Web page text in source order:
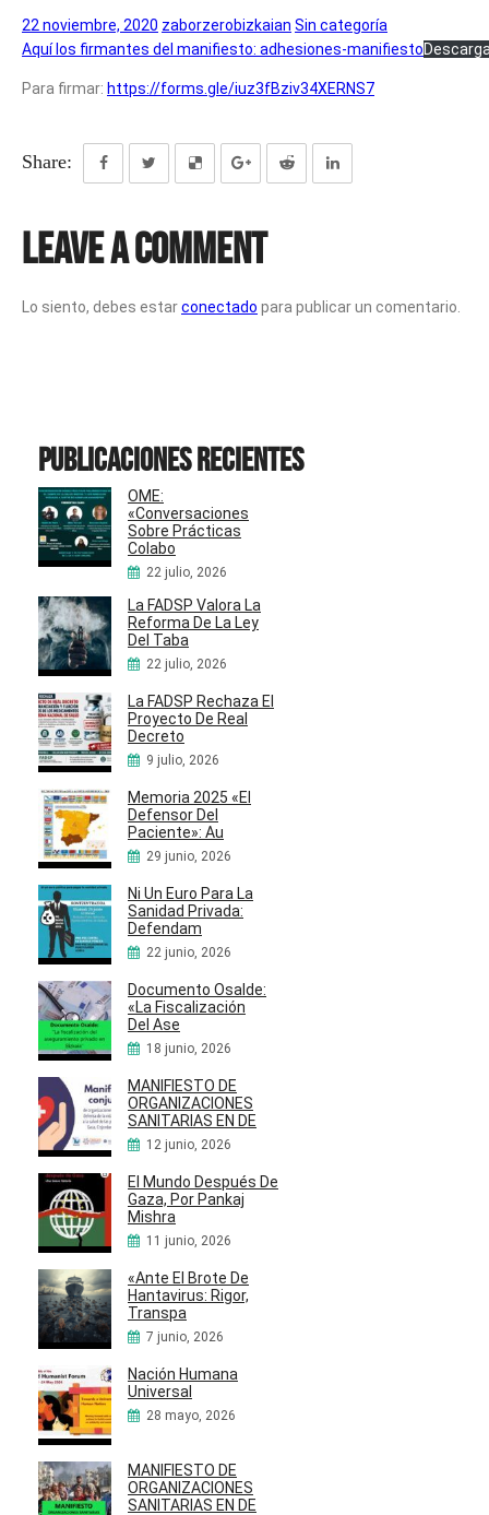
22 noviembre, 2020 zaborzerobizkaian Sin categoría
Aquí los firmantes del manifiesto: adhesiones-manifiesto
Para firmar: https://forms.gle/iuz3fBziv34XERNS7
Share:
Leave a Comment
Lo siento, debes estarconectado para publicar un comentario.
Publicaciones recientes
OME:
«Conversaciones
Sobre Prácticas
Colabo
22 julio, 2026
La FADSP Valora La
Reforma De La Ley
Del Taba
22 julio, 2026
La FADSP Rechaza El
Proyecto De Real
Decreto
9 julio, 2026
Memoria 2025 «El
Defensor Del
Paciente»: Au
29 junio, 2026
Ni Un Euro Para La
Sanidad Privada:
Defendam
22 junio, 2026
Documento Osalde:
«La Fiscalización
Del Ase
18 junio, 2026
MANIFIESTO DE
ORGANIZACIONES
SANITARIAS EN DE
12 junio, 2026
El Mundo Después De
Gaza, Por Pankaj
Mishra
11 junio, 2026
«Ante El Brote De
Hantavirus: Rigor,
Transpa
7 junio, 2026
Nación Humana
Universal
28 mayo, 2026
MANIFIESTO DE
ORGANIZACIONES
SANITARIAS EN DE